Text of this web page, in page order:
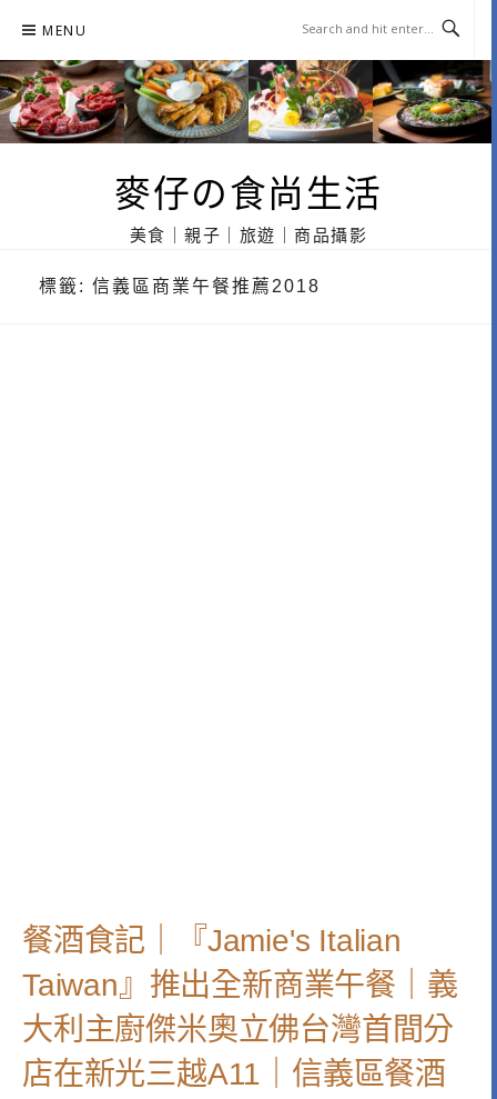
content
MENU
麥仔の食尚生活
美食｜親子｜旅遊｜商品攝影
標籤: 信義區商業午餐推薦2018
餐酒食記｜『Jamie's Italian
Taiwan』推出全新商業午餐｜義
大利主廚傑米奧立佛台灣首間分
店在新光三越A11｜信義區餐酒